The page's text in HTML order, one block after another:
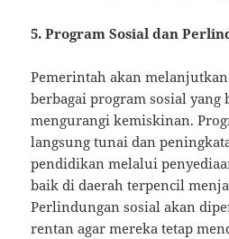
5. Program Sosial dan
Pemerintah akan
berbagai program sosial
mengurangi kemiskinan.
langsung tunai dan
pendidikan melalui
baik di daerah terpencil
Perlindungan sosial akan
rentan agar mereka tetap